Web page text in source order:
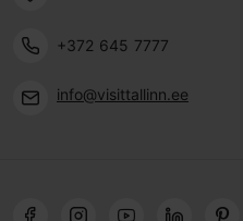
+372 645 7777
info@visittallinn.ee